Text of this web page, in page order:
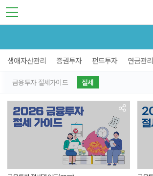
생애자산관리 증권투자 펀드투자 연금관리
금융투자 절세가이드 절세